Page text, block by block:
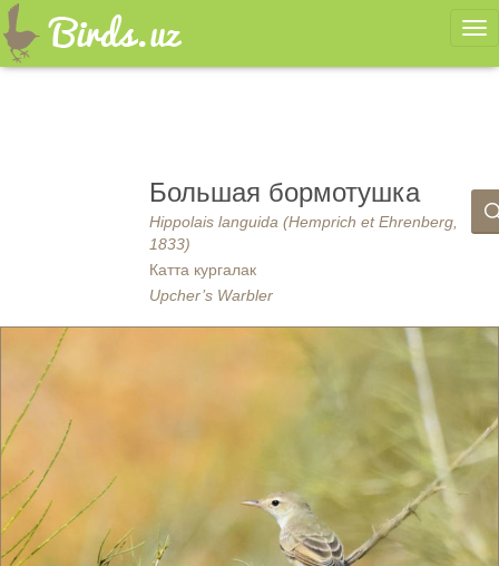
Большая бормотушка
Hippolais languida (Hemprich et Ehrenberg,
1833)
Катта кургалак
Upcher’s Warbler